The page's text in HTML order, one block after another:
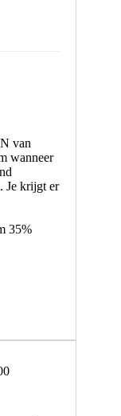
van
wanneer
Je krijgt er
35%